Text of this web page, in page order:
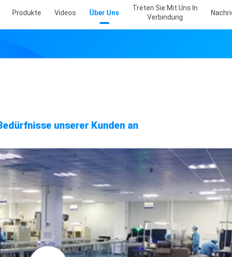
Produkte Videos Über Uns
Treten Sie Mit Uns In
Verbindung
unserer Kunden an